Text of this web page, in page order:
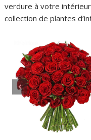
verdure à votre
collection de plantes